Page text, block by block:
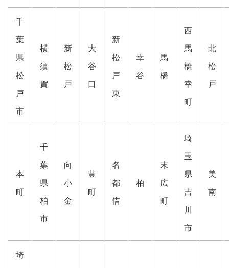
千
葉
県
松
戸
市
横
須
賀
新
松
戸
大
谷
口
新
松
戸
東
幸
谷
馬
橋
西
馬
橋
幸
町
北
松
戸
本
町
千
葉
県
柏
市
向
小
金
豊
町
名
都
借
柏
末
広
町
埼
玉
県
吉
川
市
美
南
埼